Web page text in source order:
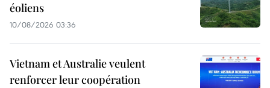
éoliens
10/08/2026 03:36
Vietnam et Australie veulent
renforcer leur coopération